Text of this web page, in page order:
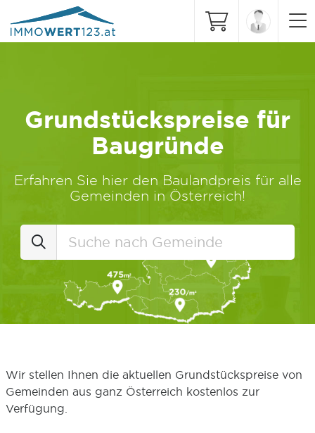
Grundstückspreise für
Baugründe
Erfahren Sie hier den Baulandpreis für alle
Gemeinden in Österreich!
Wir stellen Ihnen die aktuellen Grundstückspreise von
Gemeinden aus ganz Österreich kostenlos zur
Verfügung.